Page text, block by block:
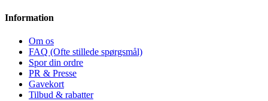
Information
Om os
FAQ (Ofte stillede spørgsmål)
Spor din ordre
PR & Presse
Gavekort
Tilbud & rabatter